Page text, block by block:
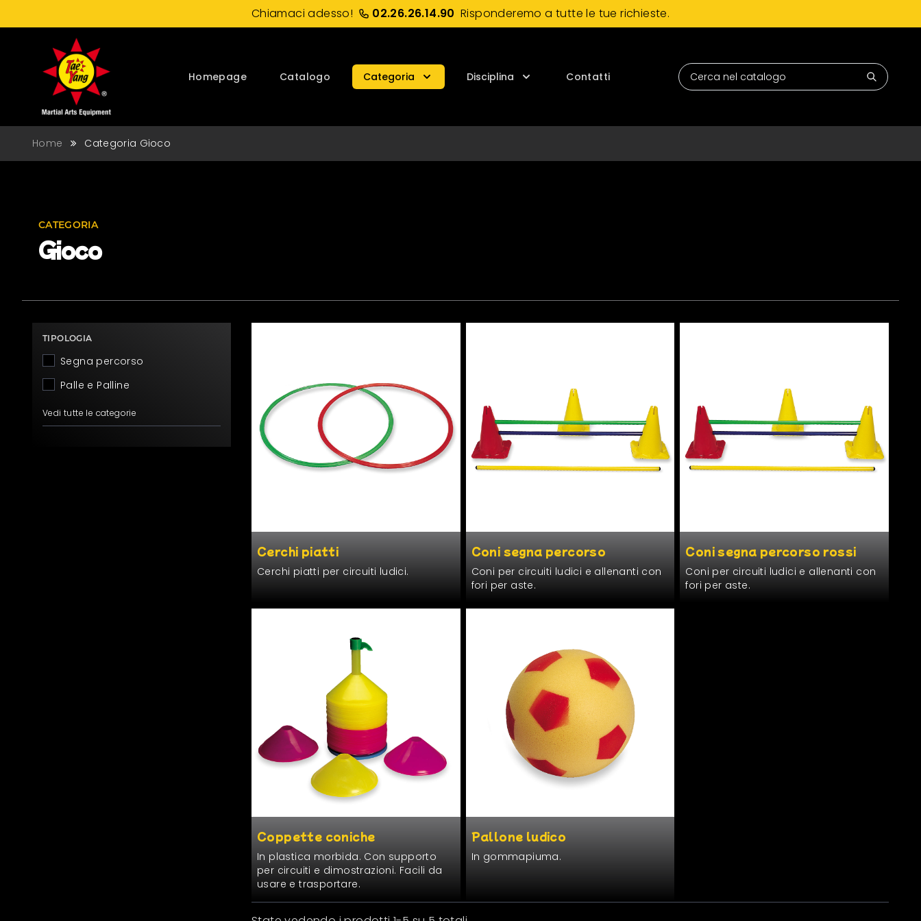
Chiamaci adesso! 02.26.26.14.90 Risponderemo a tutte le tue richieste.
Homepage Catalogo Categoria Disciplina Contatti
Home Categoria Gioco
CATEGORIA
Gioco
TIPOLOGIA
Segna percorso
Palle e Palline
Vedi tutte le categorie
Cerchi piatti
Cer­chi piat­ti per cir­cuiti ludici.
Coni segna percorso
Coni per cir­cuiti ludi­ci e allenan­ti con
fori per aste.
Coni segna percorso rossi
Coni per cir­cuiti ludi­ci e allenan­ti con
fori per aste.
Coppette coniche
In plas­ti­ca mor­bi­da. Con sup­por­to
per cir­cuiti e dimostrazioni. Facili da
usare e trasportare.
Pallone ludico
In gommapi­u­ma.